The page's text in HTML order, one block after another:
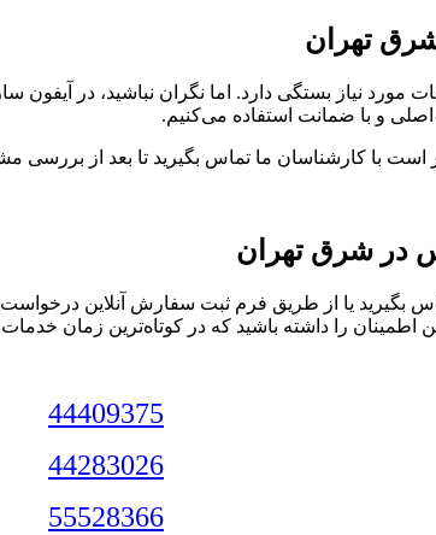
تهران
مورد نیاز بستگی دارد. اما نگران نباشید، در
و با ضمانت استفاده می‌کنیم.
است با کارشناسان ما تماس بگیرید تا بعد از
در شرق تهران
بگیرید یا از طریق فرم ثبت سفارش آنلاین
را داشته باشید که در کوتاه‌ترین زمان خدمات
44409375
44283026
55528366